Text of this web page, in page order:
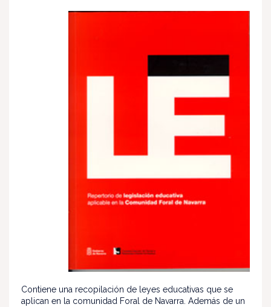
Contiene una recopilación de leyes educativas que se
aplican en la comunidad Foral de Navarra. Además de un